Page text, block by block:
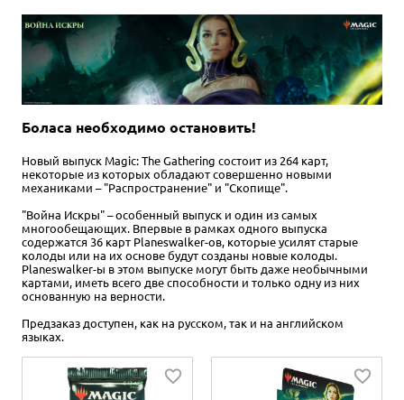
Боласа необходимо остановить!
Новый выпуск Magic: The Gathering состоит из 264 карт,
некоторые из которых обладают совершенно новыми
механиками – "Распространение" и "Скопище".
"Война Искры" – особенный выпуск и один из самых
многообещающих. Впервые в рамках одного выпуска
содержатся 36 карт Planeswalker-ов, которые усилят старые
колоды или на их основе будут созданы новые колоды.
Planeswalker-ы в этом выпуске могут быть даже необычными
картами, иметь всего две способности и только одну из них
основанную на верности.
Предзаказ доступен, как на русском, так и на английском
языках.